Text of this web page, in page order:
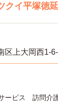
クイ平塚徳
区上大岡西1-
ービス 訪問介